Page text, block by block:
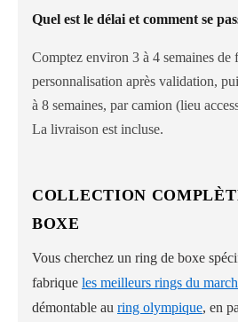
Quel est le délai et comment se
Comptez environ 3 à 4 semaines de
personnalisation après validation,
à 8 semaines, par camion (lieu
La livraison est incluse.
COLLECTION
BOXE
Vous cherchez un ring de boxe
fabrique les meilleurs rings du
démontable au ring olympique, en